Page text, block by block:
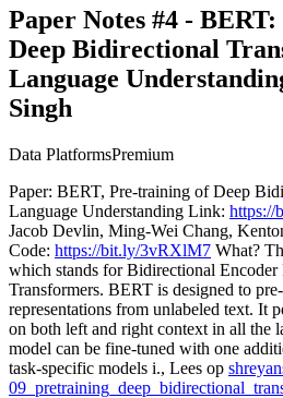
Paper Notes #4 -
Deep Bidirectional
Language
Singh
Data PlatformsPremium
Paper: BERT, Pre-training of Deep
Language Understanding Link: https://
Jacob Devlin, Ming-Wei Chang,
Code: https://bit.ly/3vRXlM7 What?
which stands for Bidirectional Encoder
Transformers. BERT is designed to
representations from unlabeled text. It
on both left and right context in all the
model can be fine-tuned with one
task-specific models i., Lees op